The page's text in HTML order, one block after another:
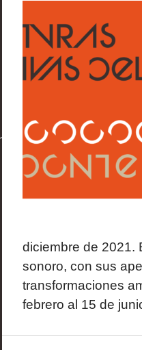
diciembre de 2021.
sonoro, con sus
transformaciones
febrero al 15 de